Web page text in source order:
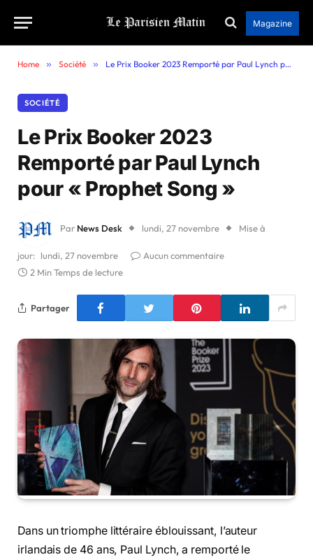
Magazine
Home » Société » Le Prix Booker 2023 Remporté par Paul Lynch pour « Prophet Song »
SOCIÉTÉ
Le Prix Booker 2023
Remporté par Paul Lynch
pour « Prophet Song »
Par News Desk lundi, 27 novembre Mise à
jour: lundi, 27 novembre
Aucun commentaire
2 Min Temps de lecture
Partager
Dans un triomphe littéraire éblouissant, l’auteur
irlandais de 46 ans, Paul Lynch, a remporté le